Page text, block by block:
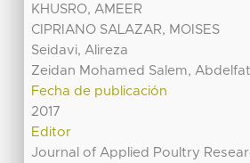
KHUSRO, AMEER
CIPRIANO SALAZAR, MOISES
Seidavi, Alireza
Zeidan Mohamed Salem,
Fecha de publicación
2017
Editor
Journal of Applied Poultry